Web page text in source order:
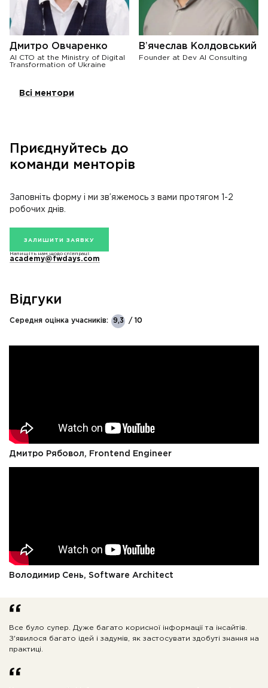
Дмитро Овчаренко
AI CTO at the Ministry of Digital
Transformation of Ukraine
Вʼячеслав Колдовський
Founder at Dev AI Consulting
Всі ментори
Приєднуйтесь до
команди менторів
Заповніть форму і ми зв’яжемось з вами протягом 1-2
робочих днів.
ЗАЛИШИТИ ЗАЯВКУ
Напишіть нам щодо співпраці:
academy@fwdays.com
Відгуки
Середня оцінка учасників: 9,3 / 10
Дмитро Рябовол, Frontend Engineer
Володимир Сень, Software Architect
Все було супер. Дуже багато корисної інформації та інсайтів.
З'явилося багато ідей і задумів, як застосувати здобуті знання на
практиці.